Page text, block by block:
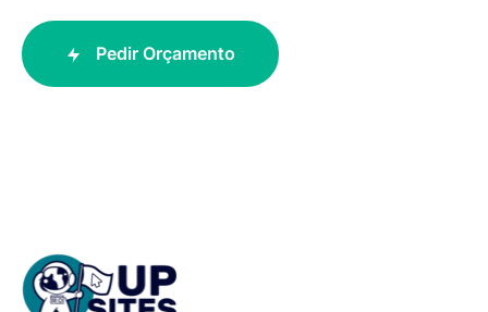
leave
this
empty.
Pedir Orçamento